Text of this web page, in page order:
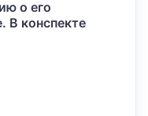
о его
В конспекте